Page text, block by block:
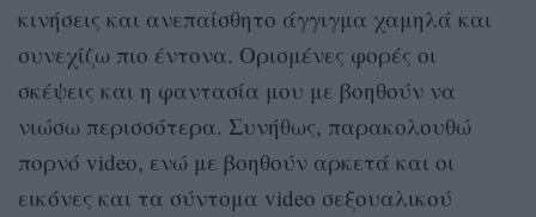
κινήσεις και ανεπαίσθητο άγγιγμα χαμηλά και
συνεχίζω πιο έντονα. Ορισμένες φορές οι
σκέψεις και η φαντασία μου με βοηθούν να
νιώσω περισσότερα. Συνήθως, παρακολουθώ
πορνό video, ενώ με βοηθούν αρκετά και οι
εικόνες και τα σύντομα video σεξουαλικού